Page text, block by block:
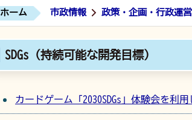
ホーム 市政情報 政策・企画・行政運営
SDGs（持続可能な開発目標）
カードゲーム「2030SDGs」体験会を利